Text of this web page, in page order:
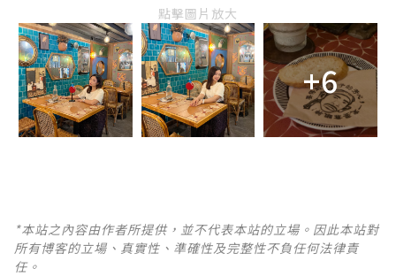
點擊圖片放大
+6
*本站之內容由作者所提供，並不代表本站的立場。因此本站對
所有博客的立場、真實性、準確性及完整性不負任何法律責
任。